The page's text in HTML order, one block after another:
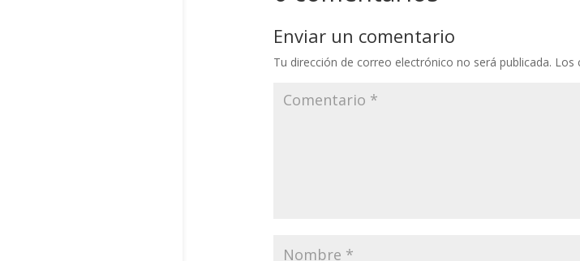
Enviar un comentario
Tu dirección de correo electrónico no será publicada. Los